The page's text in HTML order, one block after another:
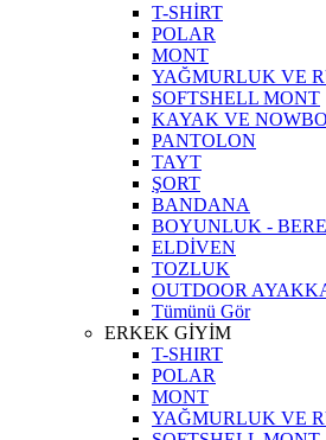
T-SHİRT
POLAR
MONT
YAĞMURLUK VE
SOFTSHELL MONT
KAYAK VE
PANTOLON
TAYT
ŞORT
BANDANA
BOYUNLUK - BERE
ELDİVEN
TOZLUK
OUTDOOR
Tümünü Gör
ERKEK GİYİM
T-SHIRT
POLAR
MONT
YAĞMURLUK VE